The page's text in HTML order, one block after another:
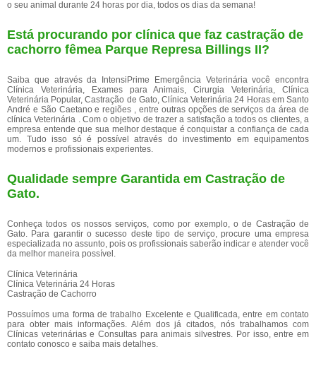
o seu animal durante 24 horas por dia, todos os dias da semana!
Está procurando por clínica que faz castração de
cachorro fêmea Parque Represa Billings II?
Saiba que através da IntensiPrime Emergência Veterinária você encontra
Clínica Veterinária, Exames para Animais, Cirurgia Veterinária, Clínica
Veterinária Popular, Castração de Gato, Clínica Veterinária 24 Horas em Santo
André e São Caetano e regiões , entre outras opções de serviços da área de
clínica Veterinária . Com o objetivo de trazer a satisfação a todos os clientes, a
empresa entende que sua melhor destaque é conquistar a confiança de cada
um. Tudo isso só é possível através do investimento em equipamentos
modernos e profissionais experientes.
Qualidade sempre Garantida em Castração de
Gato.
Conheça todos os nossos serviços, como por exemplo, o de Castração de
Gato. Para garantir o sucesso deste tipo de serviço, procure uma empresa
especializada no assunto, pois os profissionais saberão indicar e atender você
da melhor maneira possível.
Clínica Veterinária
Clínica Veterinária 24 Horas
Castração de Cachorro
Possuímos uma forma de trabalho Excelente e Qualificada, entre em contato
para obter mais informações. Além dos já citados, nós trabalhamos com
Clínicas veterinárias e Consultas para animais silvestres. Por isso, entre em
contato conosco e saiba mais detalhes.